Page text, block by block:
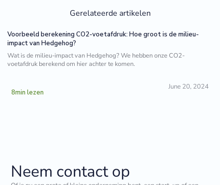
Gerelateerde artikelen
Voorbeeld berekening CO2-voetafdruk: Hoe groot is de milieu-
impact van Hedgehog?
Wat is de milieu-impact van Hedgehog? We hebben onze CO2-
voetafdruk berekend om hier achter te komen.
8min lezen
June 20, 2024
Neem contact op